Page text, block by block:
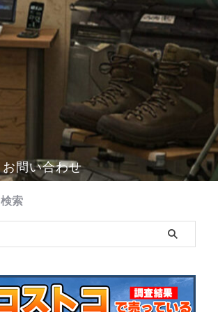
お問い合わせ
検索